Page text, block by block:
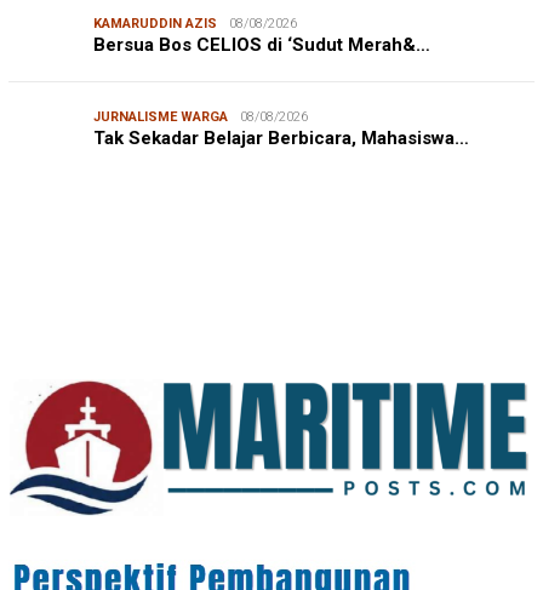
KAMARUDDIN AZIS 08/08/2026
Bersua Bos CELIOS di ‘Sudut Merah&…
JURNALISME WARGA 08/08/2026
Tak Sekadar Belajar Berbicara, Mahasiswa…
JURNALISME WARGA 08/08/2026
Mahasiswa KKN-PK Unhas Edukasi Siswa SD Cegah